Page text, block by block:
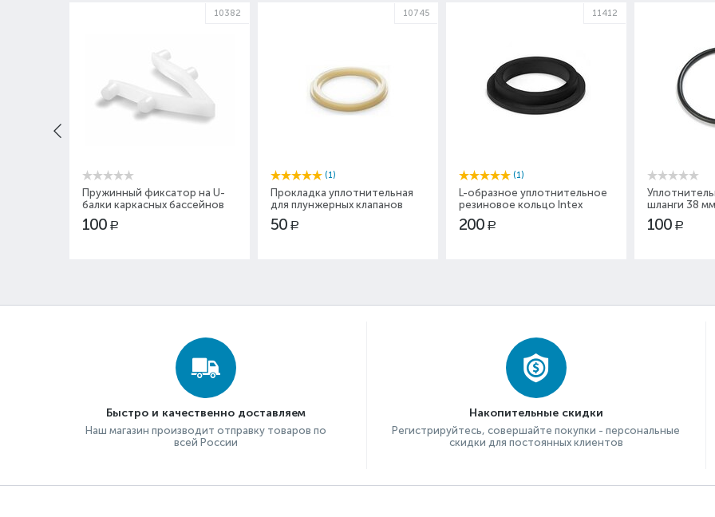
10382
Пружинный фиксатор на U-
балки каркасных бассейнов
Intex 10382
100 Р
10745
(1)
Прокладка уплотнительная
для плунжерных клапанов
Intex 10745
50 Р
11412
(1)
L-образное уплотнительное
резиновое кольцо Intex
11412
200 Р
шланги 38
100 Р
Быстро и качественно доставляем
Наш магазин производит отправку товаров по
всей России
Накопительные скидки
Регистрируйтесь, совершайте покупки - персональные
скидки для постоянных клиентов